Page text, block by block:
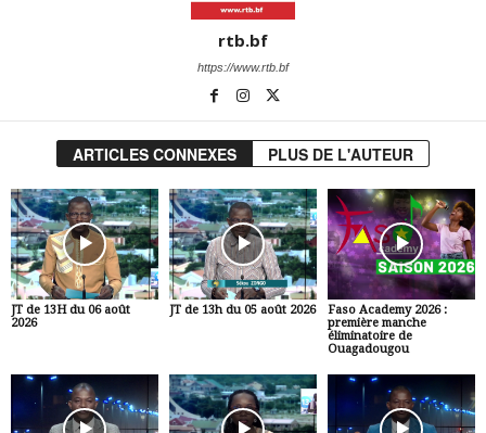
rtb.bf
https://www.rtb.bf
ARTICLES CONNEXES PLUS DE L'AUTEUR
JT de 13H du 06 août
2026
JT de 13h du 05 août 2026
Faso Academy 2026 :
première manche
éliminatoire de
Ouagadougou